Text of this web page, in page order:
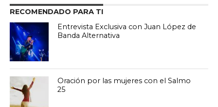
RECOMENDADO PARA TI
Entrevista Exclusiva con Juan López de
Banda Alternativa
Oración por las mujeres con el Salmo
25